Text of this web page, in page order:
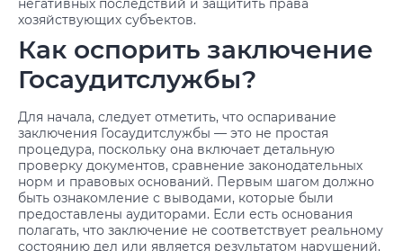
негативных последствий и защитить права
хозяйствующих субъектов.
Как оспорить заключение
Госаудитслужбы?
Для начала, следует отметить, что оспаривание
заключения Госаудитслужбы — это не простая
процедура, поскольку она включает детальную
проверку документов, сравнение законодательных
норм и правовых оснований. Первым шагом должно
быть ознакомление с выводами, которые были
предоставлены аудиторами. Если есть основания
полагать, что заключение не соответствует реальному
состоянию дел или является результатом нарушений,